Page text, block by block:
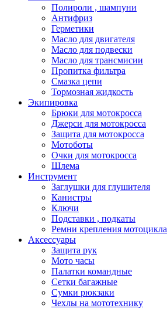
Полироли , шампуни
Антифриз
Герметики
Масло для двигателя
Масло для подвески
Масло для трансмисии
Пропитка фильтра
Смазка цепи
Тормозная жидкость
Экипировка
Брюки для мотокросса
Джерси для мотокросса
Защита для мотокросса
Мотоботы
Очки для мотокросса
Шлема
Инструмент
Заглушки для глушителя
Канистры
Ключи
Подставки , подкаты
Ремни крепления мотоцикла
Аксессуары
Защита рук
Мото часы
Палатки командные
Сетки багажные
Сумки рюкзаки
Чехлы на мототехнику